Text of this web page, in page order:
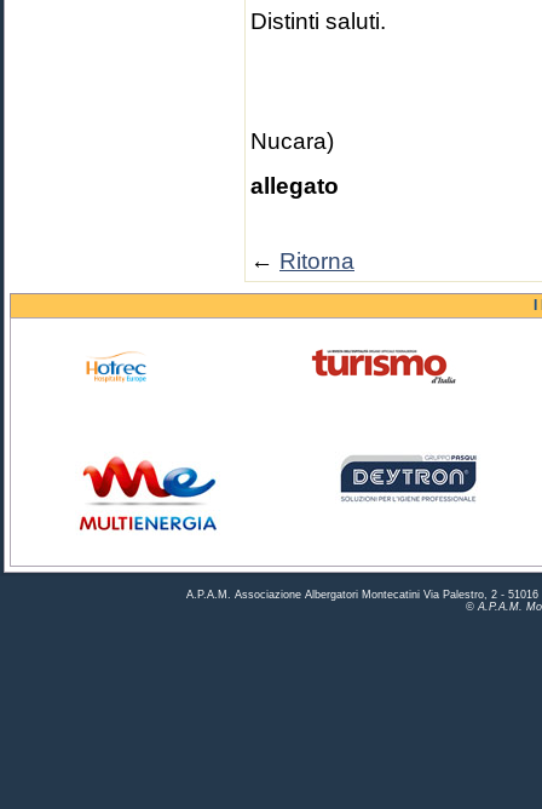
Distinti saluti.
Nucara)
allegato
← Ritorna
A.P.A.M. Associazione Albergatori Montecatini Via Palestro, 2 -
© A.P.A.M.